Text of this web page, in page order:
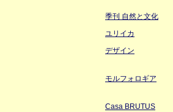
季刊 自然と文化
ユリイカ
デザイン
モルフォロギア
Casa BRUTUS